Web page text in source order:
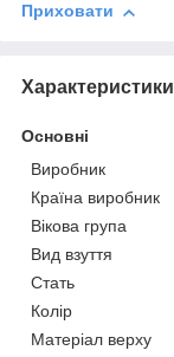
Приховати
Характеристики
Основні
Виробник
Країна виробник
Вікова група
Вид взуття
Стать
Колір
Матеріал верху